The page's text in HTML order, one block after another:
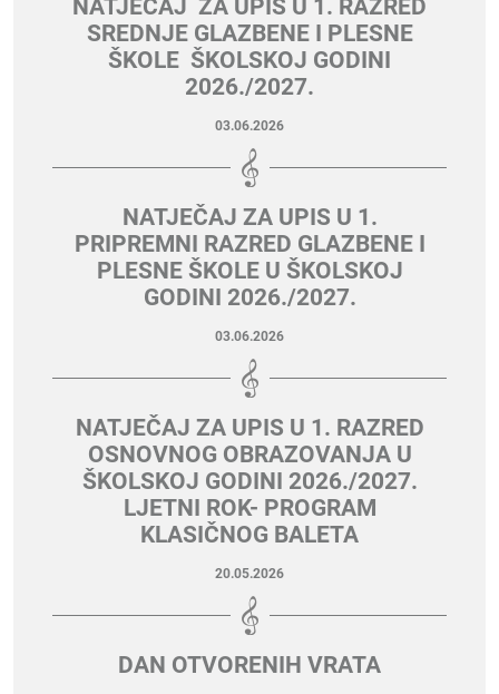
NATJEČAJ ZA UPIS U 1. RAZRED
SREDNJE GLAZBENE I PLESNE
ŠKOLE ŠKOLSKOJ GODINI
2026./2027.
03.06.2026
NATJEČAJ ZA UPIS U 1.
PRIPREMNI RAZRED GLAZBENE I
PLESNE ŠKOLE U ŠKOLSKOJ
GODINI 2026./2027.
03.06.2026
NATJEČAJ ZA UPIS U 1. RAZRED
OSNOVNOG OBRAZOVANJA U
ŠKOLSKOJ GODINI 2026./2027.
LJETNI ROK- PROGRAM
KLASIČNOG BALETA
20.05.2026
DAN OTVORENIH VRATA